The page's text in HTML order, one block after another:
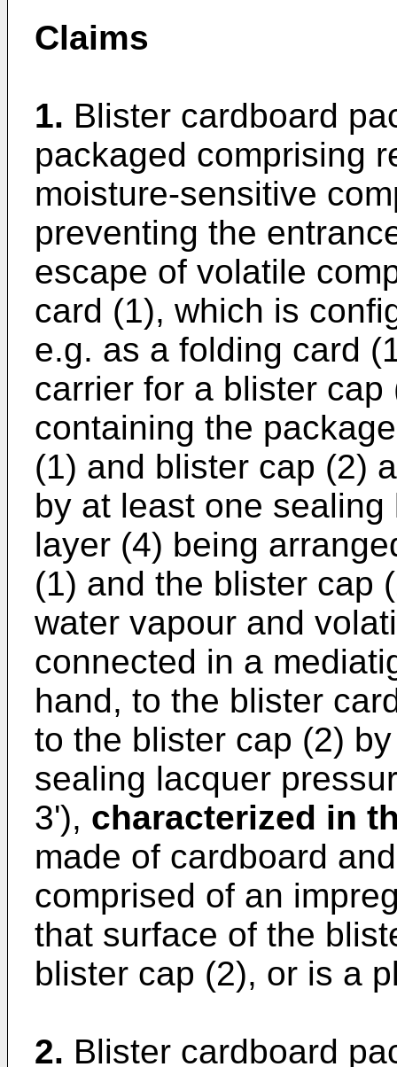
Claims
1. Blister cardboard
packaged comprising
moisture-sensitive
preventing the
escape of volatile
card (1), which is
e.g. as a folding card
carrier for a blister
containing the
(1) and blister cap (2)
by at least one
layer (4) being
(1) and the blister cap
water vapour and
connected in a
hand, to the blister
to the blister cap (2)
sealing lacquer
3'), characterized in
made of cardboard
comprised of an
that surface of the
blister cap (2), or is a
2. Blister cardboard